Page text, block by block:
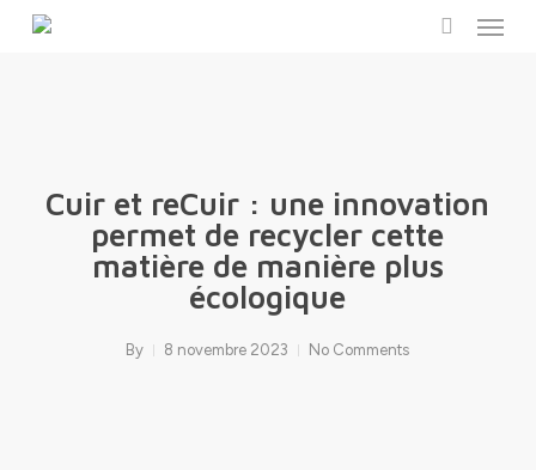
Menu
Cuir et reCuir : une innovation
permet de recycler cette
matière de manière plus
écologique
By 8 novembre 2023 No Comments